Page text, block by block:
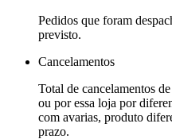
Pedidos que foram
previsto.
Cancelamentos
Total de cancelamentos
ou por essa loja por
com avarias, produto
prazo.